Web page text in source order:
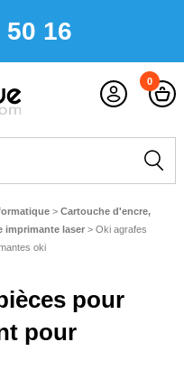
50 16
0
> Cartouche d'encre,
imprimante laser> Oki agrafes
oki
pour
pour